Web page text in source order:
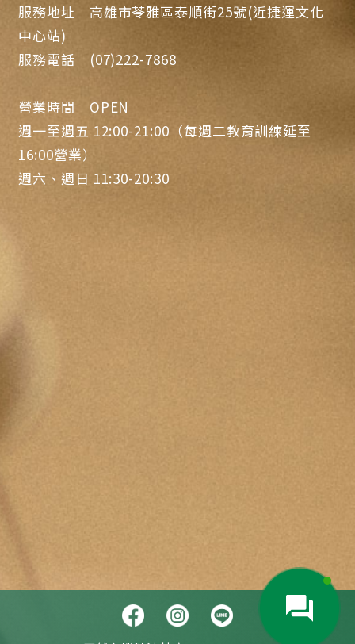
服務地址｜高雄市苓雅區泰順街25號(近捷運文化
中心站)
服務電話｜(07)222-7868
營業時間｜OPEN
週一至週五 12:00-21:00（每週二教育訓練延至
16:00營業）
週六、週日 11:30-20:30